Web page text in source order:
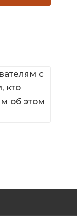
с
кто
об этом